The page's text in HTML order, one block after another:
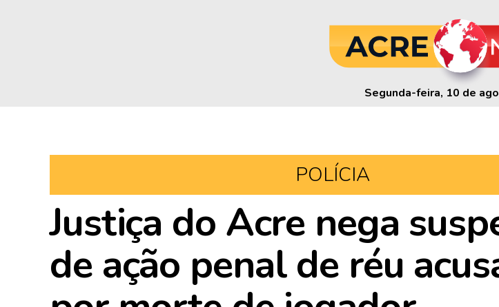
Segunda-feira, 10 de
POLÍCIA
Justiça do Acre nega
de ação penal de réu